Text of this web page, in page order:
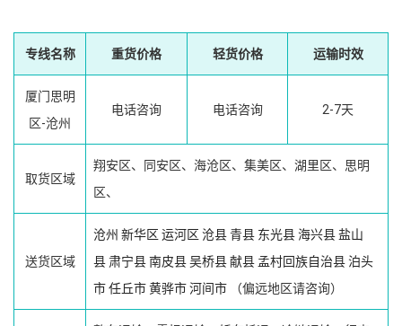
专线名称 重货价格 轻货价格 运输时效
厦门思明
区-沧州
电话咨询 电话咨询 2-7天
取货区域
翔安区、同安区、海沧区、集美区、湖里区、思明
区、
送货区域
沧州 新华区 运河区 沧县青县 东光县海兴县盐山
县肃宁县南皮县吴桥县献县 孟村回族自治县 泊头
市任丘市黄骅市河间市 （偏远地区请咨询）